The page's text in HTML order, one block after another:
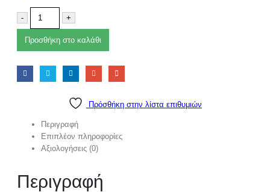
- +
Προσθήκη στο καλάθι
Πρόσθήκη στην λίστα επιθυμιών
Περιγραφή
Επιπλέον πληροφορίες
Αξιολογήσεις (0)
Περιγραφή